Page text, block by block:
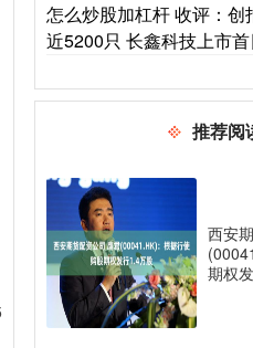
怎么炒股加杠杆 收评：创
近5200只 长鑫科技上市
推荐阅
西安
期权